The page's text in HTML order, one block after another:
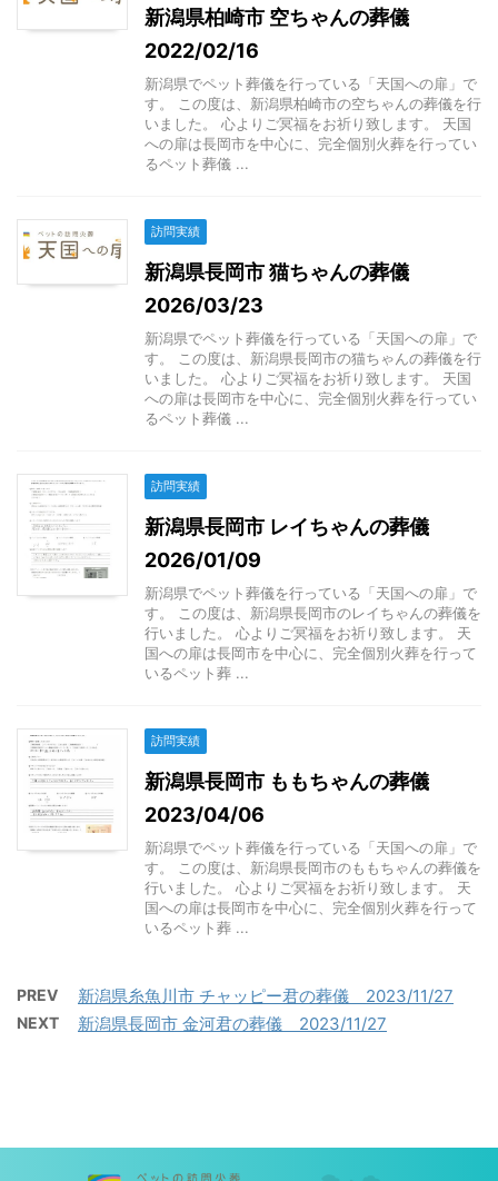
新潟県柏崎市 空ちゃんの葬儀
2022/02/16
新潟県でペット葬儀を行っている「天国への扉」で
す。 この度は、新潟県柏崎市の空ちゃんの葬儀を行
いました。 心よりご冥福をお祈り致します。 天国
への扉は長岡市を中心に、完全個別火葬を行ってい
るペット葬儀 ...
訪問実績
新潟県長岡市 猫ちゃんの葬儀
2026/03/23
新潟県でペット葬儀を行っている「天国への扉」で
す。 この度は、新潟県長岡市の猫ちゃんの葬儀を行
いました。 心よりご冥福をお祈り致します。 天国
への扉は長岡市を中心に、完全個別火葬を行ってい
るペット葬儀 ...
訪問実績
新潟県長岡市 レイちゃんの葬儀
2026/01/09
新潟県でペット葬儀を行っている「天国への扉」で
す。 この度は、新潟県長岡市のレイちゃんの葬儀を
行いました。 心よりご冥福をお祈り致します。 天
国への扉は長岡市を中心に、完全個別火葬を行って
いるペット葬 ...
訪問実績
新潟県長岡市 ももちゃんの葬儀
2023/04/06
新潟県でペット葬儀を行っている「天国への扉」で
す。 この度は、新潟県長岡市のももちゃんの葬儀を
行いました。 心よりご冥福をお祈り致します。 天
国への扉は長岡市を中心に、完全個別火葬を行って
いるペット葬 ...
PREV 新潟県糸魚川市 チャッピー君の葬儀 2023/11/27
NEXT 新潟県長岡市 金河君の葬儀 2023/11/27